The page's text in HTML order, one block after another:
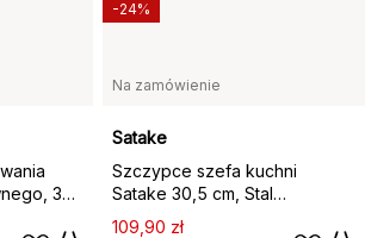
30
Na zamówienie
Satake
Szczypce szefa kuchni
Satake 30,5 cm, Stal
nierdzewna
109,90 zł
-24%